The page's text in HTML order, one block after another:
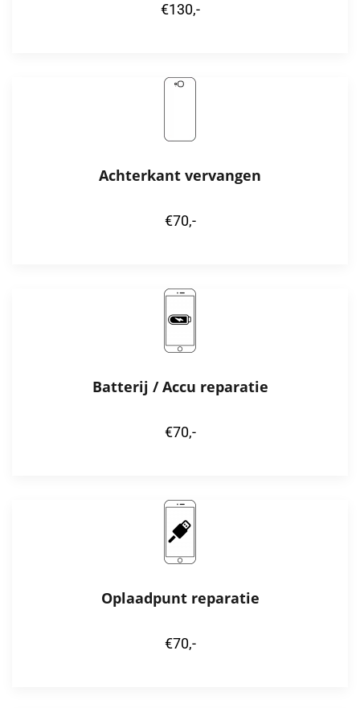
€130,-
Achterkant vervangen
€70,-
Batterij / Accu reparatie
€70,-
Oplaadpunt reparatie
€70,-